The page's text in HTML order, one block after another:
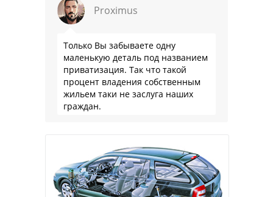
Proximus
Только Вы забываете одну
маленькую деталь под названием
приватизация. Так что такой
процент владения собственным
жильем таки не заслуга наших
граждан.